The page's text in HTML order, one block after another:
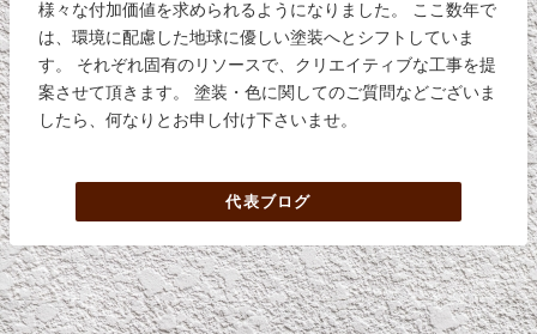
様々な付加価値を求められるようになりました。 ここ数年で
は、環境に配慮した地球に優しい塗装へとシフトしていま
す。 それぞれ固有のリソースで、クリエイティブな工事を提
案させて頂きます。 塗装・色に関してのご質問などございま
したら、何なりとお申し付け下さいませ。
代表ブログ